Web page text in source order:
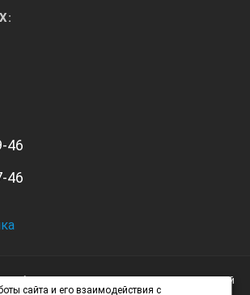
46
46
Обращаем Ваше внимание на то, что данный
сайта и его взаимодействия с